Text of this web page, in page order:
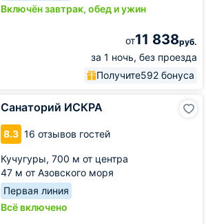
Включён завтрак, обед и ужин
от11 838руб.
за 1 ночь, без проезда
Получите592 бонуса
Санаторий ИСКРА
8.3 16 отзывов гостей
Кучугуры, 700 м от центра
47 м от Азовского моря
Первая линия
Всё включено